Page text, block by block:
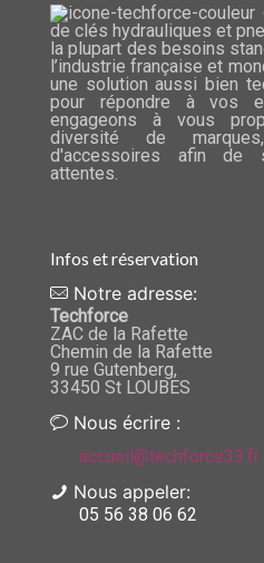
de clés hydrauliques et
la plupart des besoins
l’industrie française et
une solution aussi bien
pour répondre à vos
engageons à vous
diversité de
d'accessoires afin de
attentes.
Infos et réservation
Notre adresse:
Techforce
ZAC de la Rafette
Chemin de la Rafette
9 rue Gutenberg,
33450 St LOUBES
Nous écrire :
accueil@techforce33.fr
Nous appeler:
05 56 38 06 62